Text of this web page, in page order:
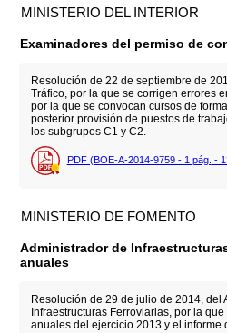
MINISTERIO DEL INTERIOR
Examinadores del permiso de
Resolución de 22 de septiembre de
Tráfico, por la que se corrigen errores
por la que se convocan cursos de
posterior provisión de puestos de
los subgrupos C1 y C2.
PDF (BOE-A-2014-9759 - 1 pág. -
MINISTERIO DE FOMENTO
Administrador de
anuales
Resolución de 29 de julio de 2014, del
Infraestructuras Ferroviarias, por la
anuales del ejercicio 2013 y el informe